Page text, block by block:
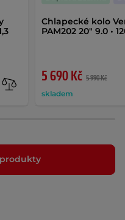
Chlapecké kolo
PAM202 20" 9.0 •
5 690 Kč 5 990 Kč
skladem